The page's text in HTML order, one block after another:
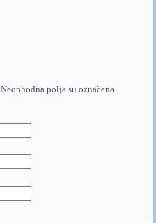
Neophodna polja su označena